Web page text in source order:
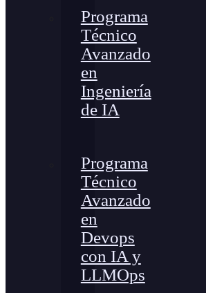
Programa
Técnico
Avanzado
en
Ingeniería
de IA
Programa
Técnico
Avanzado
en
Devops
con IA y
LLMOps